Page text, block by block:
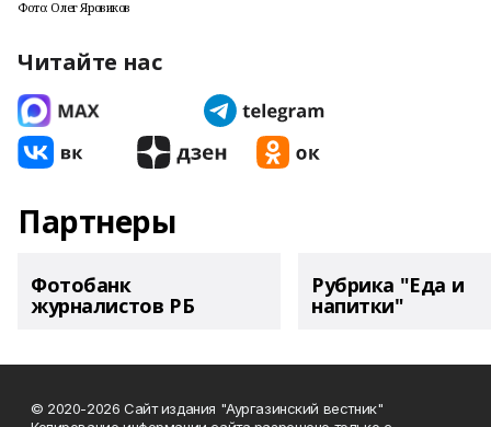
Фото: Олег Яровиков
Читайте нас
Партнеры
Фотобанк
журналистов РБ
Рубрика "Еда и
напитки"
© 2020-2026 Сайт издания "Аургазинский вестник"